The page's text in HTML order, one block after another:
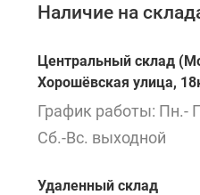
Наличие на
Центральный склад
Хорошёвская улица,
График работы: Пн.-
Сб.-Вс. выходной
Удаленный склад